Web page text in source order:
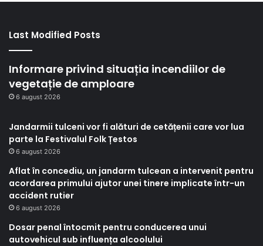
Last Modified Posts
Informare privind situația incendiilor de
vegetație de amploare
6 august 2026
Jandarmii tulceni vor fi alături de cetățenii care vor lua
parte la Festivalul Folk Țestos
6 august 2026
Aflat în concediu, un jandarm tulcean a intervenit pentru
acordarea primului ajutor unei tinere implicate într-un
accident rutier
6 august 2026
Dosar penal întocmit pentru conducerea unui
autovehicul sub influența alcoolului